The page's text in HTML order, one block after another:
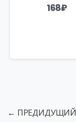
168₽
← ПРЕДИДУЩИЙ